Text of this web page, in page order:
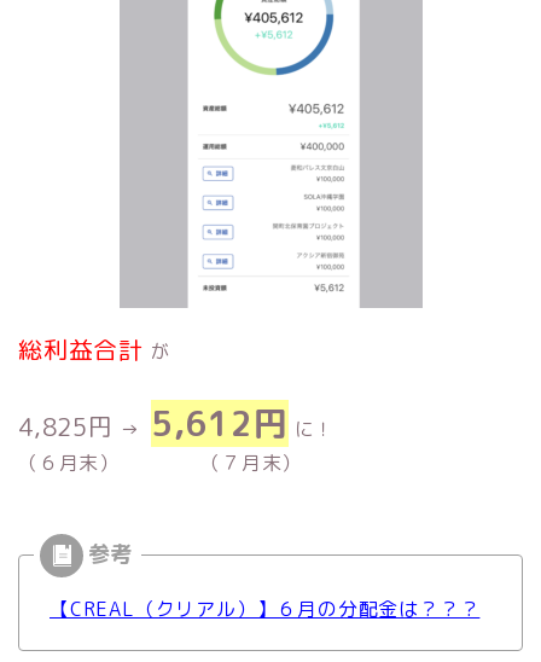
総利益合計 が
4,825円 → 5,612円 に！
（６月末） （７月末）
【CREAL（クリアル）】６月の分配金は？？？